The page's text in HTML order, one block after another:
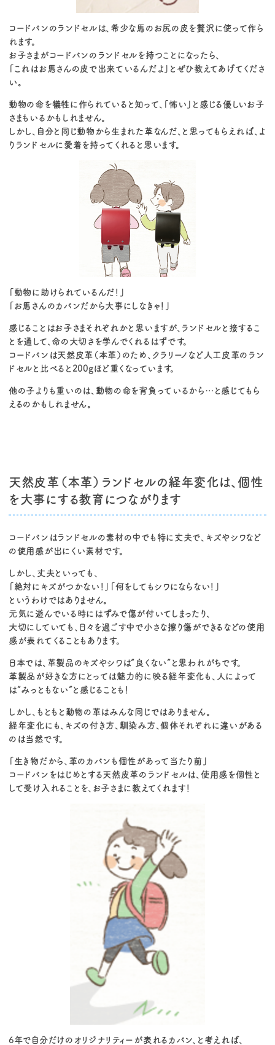
コードバンのランドセルは、希少な馬のお尻の皮を贅沢に使って作ら
れます。
お子さまがコードバンのランドセルを持つことになったら、
「これはお馬さんの皮で出来ているんだよ」とぜひ教えてあげてくださ
い。
動物の命を犠牲に作られていると知って、「怖い」と感じる優しいお子
さまもいるかもしれません。
しかし、自分と同じ動物から生まれた革なんだ、と思ってもらえれば、よ
りランドセルに愛着を持ってくれると思います。
「動物に助けられているんだ！」
「お馬さんのカバンだから大事にしなきゃ！」
感じることはお子さまそれぞれかと思いますが、ランドセルと接するこ
とを通して、命の大切さを学んでくれるはずです。
コードバンは天然皮革（本革）のため、クラリーノなど人工皮革のラン
ドセルと比べると200gほど重くなっています。
他の子よりも重いのは、動物の命を背負っているから…と感じてもら
えるのかもしれません。
天然皮革（本革）ランドセルの経年変化は、個性
を大事にする教育につながります
コードバンはランドセルの素材の中でも特に丈夫で、キズやシワなど
の使用感が出にくい素材です。
しかし、丈夫といっても、
「絶対にキズがつかない！」「何をしてもシワにならない！」
というわけではありません。
元気に遊んでいる時にはずみで傷が付いてしまったり、
大切にしていても、日々を過ごす中で小さな擦り傷ができるなどの使用
感が表れてくることもあります。
日本では、革製品のキズやシワは“良くない”と思われがちです。
革製品が好きな方にとっては魅力的に映る経年変化も、人によって
は“みっともない”と感じることも！
しかし、もともと動物の革はみんな同じではありません。
経年変化にも、キズの付き方、馴染み方、個体それぞれに違いがある
のは当然です。
「生き物だから、革のカバンも個性があって当たり前」
コードバンをはじめとする天然皮革のランドセルは、使用感を個性と
して受け入れることを、お子さまに教えてくれます！
6年で自分だけのオリジナリティーが表れるカバン、と考えれば、